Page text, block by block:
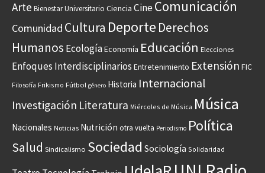
Arte Bienestar Universitario Ciencia CineComunicación
Comunidad Cultura Deporte Derechos
Humanos EcologíaEconomía Educación Elecciones
Enfoques Interdisciplinarios Entretenimiento Extensión FIC
Filosofía Frikismo Fútbol género Historia Internacional
Investigación Literatura Miércoles de Música Música
Nacionales Noticias Nutrición otra vuelta Periodismo Política
Salud Sindicalismo Sociedad Sociología Solidaridad